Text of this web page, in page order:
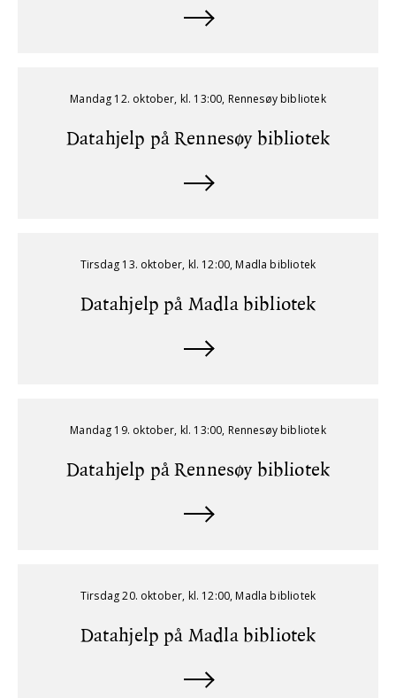
Mandag 12. oktober, kl. 13:00, Rennesøy bibliotek
Datahjelp på Rennesøy bibliotek
Tirsdag 13. oktober, kl. 12:00, Madla bibliotek
Datahjelp på Madla bibliotek
Mandag 19. oktober, kl. 13:00, Rennesøy bibliotek
Datahjelp på Rennesøy bibliotek
Tirsdag 20. oktober, kl. 12:00, Madla bibliotek
Datahjelp på Madla bibliotek